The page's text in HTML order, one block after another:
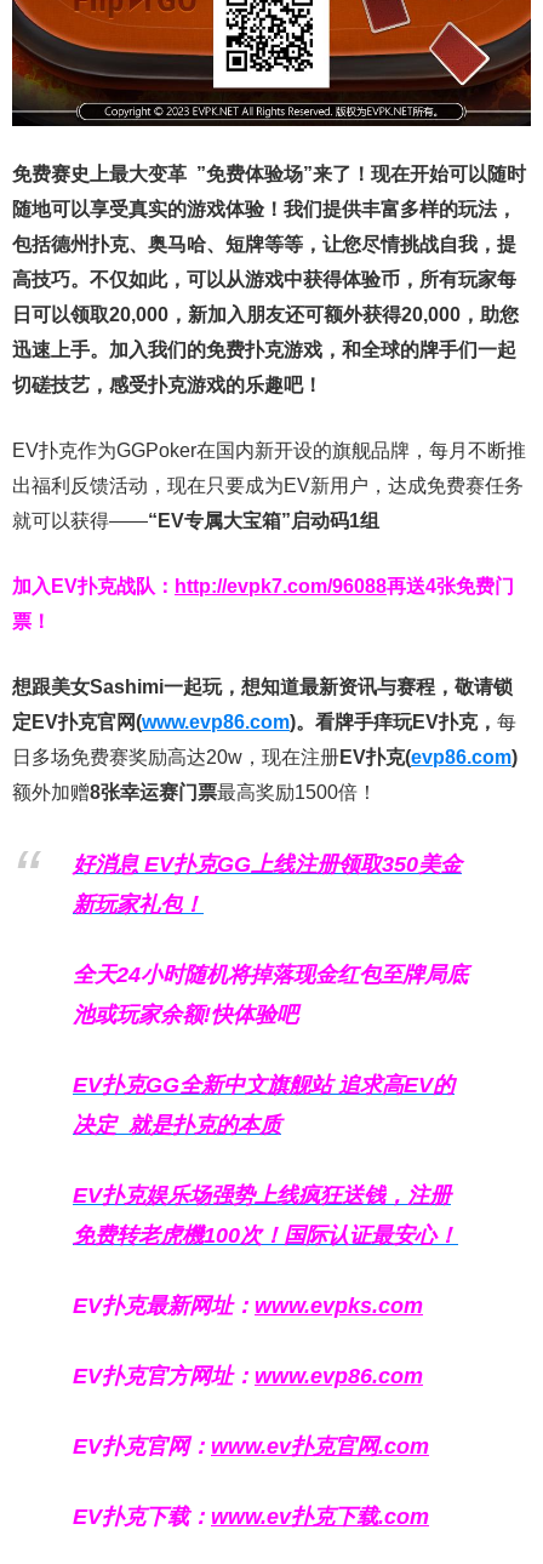
免费赛史上最大变革 ”免费体验场”来了！ 现在开始可以随时
随地可以享受真实的游戏体验！我们提供丰富多样的玩法，
包括德州扑克、奥马哈、短牌等等，让您尽情挑战自我，提
高技巧。不仅如此， 可以从游戏中获得体验币，所有玩家每
日可以领取20,000，新加入朋友还可额外获得20,000，助您
迅速上手。 加入我们的免费扑克游戏，和全球的牌手们一起
切磋技艺，感受扑克游戏的乐趣吧！
EV扑克作为GGPoker在国内新开设的旗舰品牌，每月不断推
出福利反馈活动，现在只要成为EV新用户，达成免费赛任务
就可以获得——“EV专属大宝箱”启动码1组
加入EV扑克战队： http://evpk7.com/96088再送4张免费门
票！
想跟美女Sashimi一起玩， 想知道最新资讯与赛程， 敬请锁
定EV扑克官网(www.evp86.com)。 看牌手痒玩EV扑克， 每
日多场免费赛奖励高达20w，现在注册EV扑克(evp86.com)
额外加赠8张幸运赛门票最高奖励1500倍！
好消息 EV扑克GG上线注册领取350美金
新玩家礼包！
全天24小时随机将掉落现金红包至牌局底
池或玩家余额!快体验吧
EV扑克GG全新中文旗舰站追求高EV的
决定 就是扑克的本质
EV扑克娱乐场强势上线疯狂送钱，注册
免费转老虎機100次！国际认证最安心！
EV扑克最新网址： www.evpks.com
EV扑克官方网址： www.evp86.com
EV扑克官网： www.ev扑克官网.com
EV扑克下载： www.ev扑克下载.com